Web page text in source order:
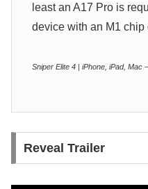
least an A17 Pro is
device with an M1 chip
Sniper Elite 4 | iPhone, iPad, Mac
Reveal Trailer